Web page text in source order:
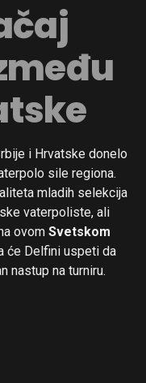
i Hrvatske donelo
sile regiona.
mladih selekcija
vaterpoliste, ali
ovom Svetskom
će Delfini uspeti da
nastup na turniru.